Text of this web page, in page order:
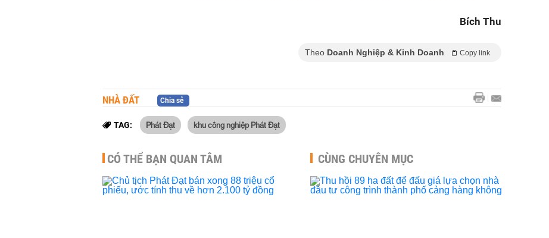
Bích Thu
Theo Doanh Nghiệp & Kinh Doanh Copy link
NHÀ ĐẤT Chia sẻ
TAG: Phát Đạt khu công nghiệp Phát Đạt
CÓ THỂ BẠN QUAN TÂM CÙNG CHUYÊN MỤC